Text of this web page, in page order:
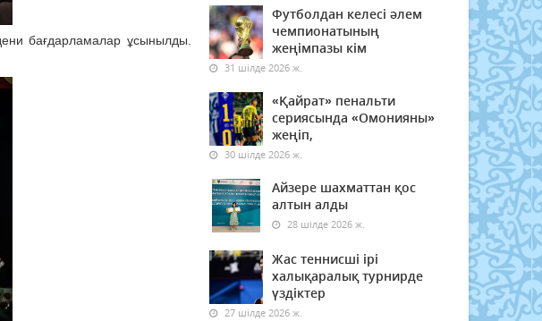
бағдарламалар ұсынылды.
Футболдан келесі әлем
чемпионатының
жеңімпазы кім
31 шілде 2026 ж.
«Қайрат» пенальти
сериясында «Омонияны»
жеңіп,
30 шілде 2026 ж.
Айзере шахматтан қос
алтын алды
28 шілде 2026 ж.
Жас теннисші ірі
халықаралық турнирде
үздіктер
27 шілде 2026 ж.